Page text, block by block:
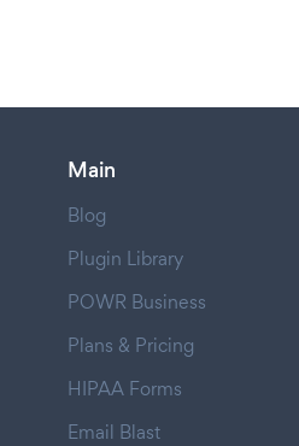
Main
Blog
Plugin Library
POWR Business
Plans & Pricing
HIPAA Forms
Email Blast